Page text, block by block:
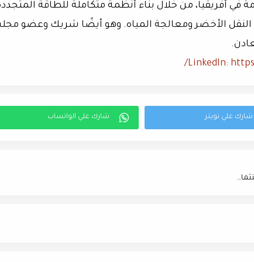
أفريقيا، من خلال بناء أنظمة متكاملة للطاقة
النقل الأخضر ومعالجة المياه. وهو أيضًا شريك وعضو
LinkedIn:
«عنوان للتنمية العقارية» تطرح «MARAYA» بالتجمع الخامس باستثمارات مليار جنيه على مساحة 2000م٢